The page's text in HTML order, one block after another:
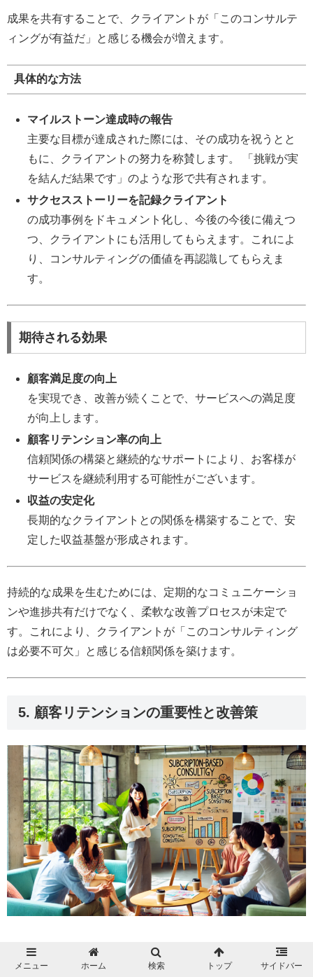
成果を共有することで、クライアントが「このコンサルテ
ィングが有益だ」と感じる機会が増えます。
具体的な方法
マイルストーン達成時の報告
主要な目標が達成された際には、その成功を祝うとと
もに、クライアントの努力を称賛します。 「挑戦が実
を結んだ結果です」のような形で共有されます。
サクセスストーリーを記録クライアント
の成功事例をドキュメント化し、今後の今後に備えつ
つ、クライアントにも活用してもらえます。これによ
り、コンサルティングの価値を再認識してもらえま
す。
期待される効果
顧客満足度の向上
を実現でき、改善が続くことで、サービスへの満足度
が向上します。
顧客リテンション率の向上
信頼関係の構築と継続的なサポートにより、お客様が
サービスを継続利用する可能性がございます。
収益の安定化
長期的なクライアントとの関係を構築することで、安
定した収益基盤が形成されます。
持続的な成果を生むためには、定期的なコミュニケーショ
ンや進捗共有だけでなく、柔軟な改善プロセスが未定で
す。これにより、クライアントが「このコンサルティング
は必要不可欠」と感じる信頼関係を築けます。
5. 顧客リテンションの重要性と改善策
顧客リテンション（顧客維持）は、ビジネスの成長と安定
において極めて重要な要素です。 新規顧客を獲得するコス
メニュー ホーム 検索 トップ サイドバー